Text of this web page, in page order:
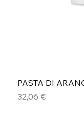
PASTA DI
Prezzo
32,06 €